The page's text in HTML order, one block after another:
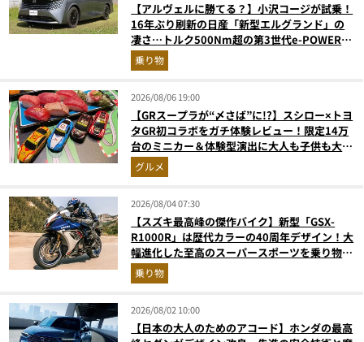
【アルヴェルに勝てる？】小沢コージが試乗！
16年ぶり刷新の日産「新型エルグランド」の
凄さ…トルク500Nm超の第3世代e-POWER＆
和の格調高きデザインを徹底チェック
乗り物
2026/08/06 19:00
【GRスープラが“〆さば”に!?】スシロー×トヨ
タGR初コラボをガチ体験レビュー！限定14万
台のミニカー＆体験型演出に大人も子供も大興
奮間違いなし
グルメ
2026/08/04 07:30
【スズキ最高峰の傑作バイク】新型「GSX-
R1000R」は歴代カラーの40周年デザイン！大
幅進化した至高のスーパースポーツを乗り物ラ
イターが解説
乗り物
2026/08/02 10:00
【日本の大人のためのアコード】ホンダの最高